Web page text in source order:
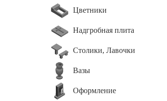
Цветники
Надгробная плита
Столики, Лавочки
Вазы
Оформление